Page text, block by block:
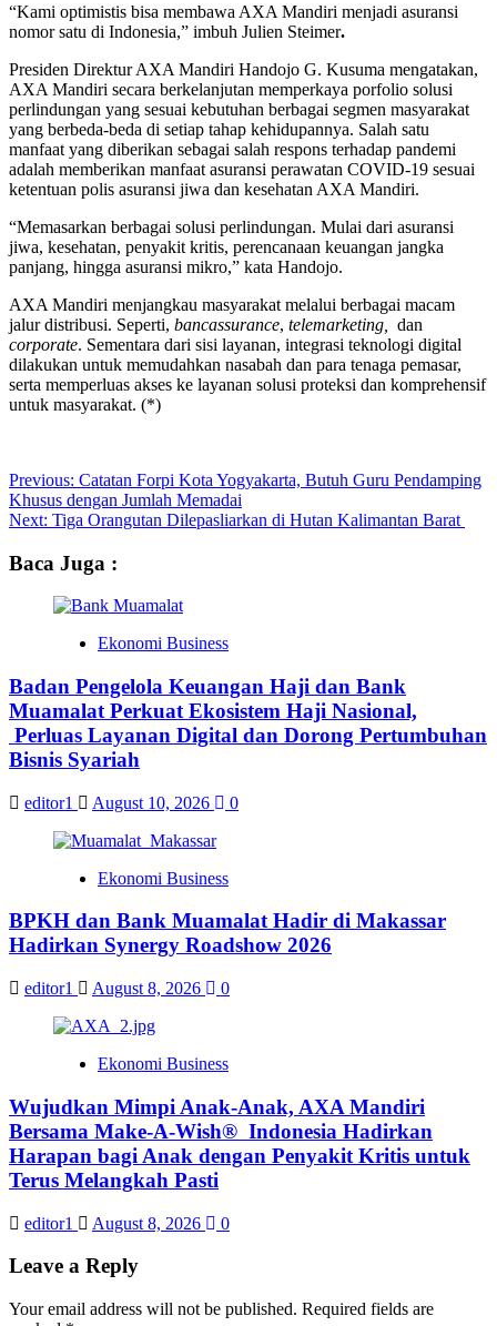
“Kami optimistis bisa membawa AXA Mandiri menjadi asuransi
nomor satu di Indonesia,” imbuh Julien Steimer.
Presiden Direktur AXA Mandiri Handojo G. Kusuma mengatakan,
AXA Mandiri secara berkelanjutan memperkaya porfolio solusi
perlindungan yang sesuai kebutuhan berbagai segmen masyarakat
yang berbeda-beda di setiap tahap kehidupannya. Salah satu
manfaat yang diberikan sebagai salah respons terhadap pandemi
adalah memberikan manfaat asuransi perawatan COVID-19 sesuai
ketentuan polis asuransi jiwa dan kesehatan AXA Mandiri.
“Memasarkan berbagai solusi perlindungan. Mulai dari asuransi
jiwa, kesehatan, penyakit kritis, perencanaan keuangan jangka
panjang, hingga asuransi mikro,” kata Handojo.
AXA Mandiri menjangkau masyarakat melalui berbagai macam
jalur distribusi. Seperti, bancassurance, telemarketing,
dan
corporate. Sementara dari sisi layanan, integrasi teknologi digital
dilakukan untuk memudahkan nasabah dan para tenaga pemasar,
serta memperluas akses ke layanan solusi proteksi dan komprehensif
untuk masyarakat. (*)
Post
navigation
Previous: Catatan Forpi Kota Yogyakarta, Butuh Guru Pendamping
Khusus dengan Jumlah Memadai
Next: Tiga Orangutan Dilepasliarkan di Hutan Kalimantan Barat
Baca Juga :
Ekonomi Business
Badan Pengelola Keuangan Haji dan Bank
Muamalat Perkuat Ekosistem Haji Nasional,
Perluas Layanan Digital dan Dorong Pertumbuhan
Bisnis Syariah
editor1 August 10, 2026 0
Ekonomi Business
BPKH dan Bank Muamalat Hadir di Makassar
Hadirkan Synergy Roadshow 2026
editor1 August 8, 2026 0
Ekonomi Business
Wujudkan Mimpi Anak-Anak, AXA Mandiri
Bersama Make-A-Wish® Indonesia Hadirkan
Harapan bagi Anak dengan Penyakit Kritis untuk
Terus Melangkah Pasti
editor1 August 8, 2026 0
Leave a Reply
Your email address will not be published. Required fields are